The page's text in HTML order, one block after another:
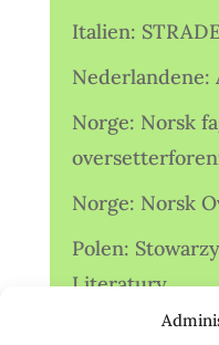
Italien:
Nederlandene:
Norge: Norsk
Norge: Norsk
Polen:
Literatury